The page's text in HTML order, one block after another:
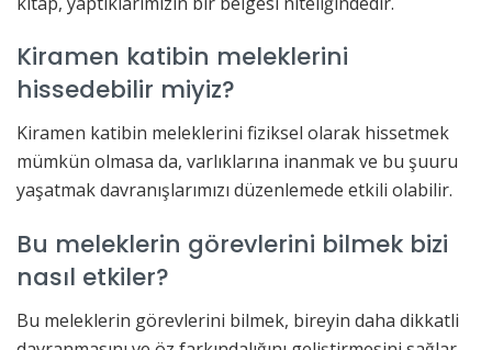
Kiramen katibin meleklerini
hissedebilir miyiz?
Kiramen katibin meleklerini fiziksel olarak hissetmek
mümkün olmasa da, varlıklarına inanmak ve bu şuuru
yaşatmak davranışlarımızı düzenlemede etkili olabilir.
Bu meleklerin görevlerini bilmek bizi
nasıl etkiler?
Bu meleklerin görevlerini bilmek, bireyin daha dikkatli